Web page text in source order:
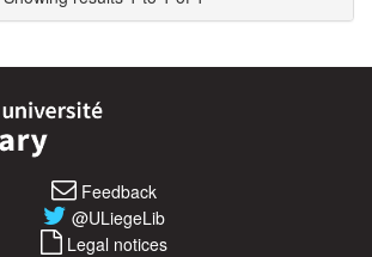
Feedback
@ULiegeLib
Legal notices